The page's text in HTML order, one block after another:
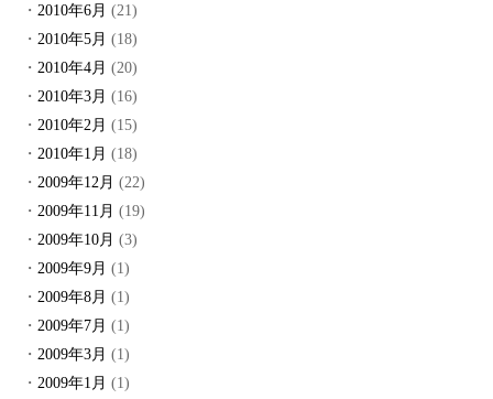
2010年6月 (21)
2010年5月 (18)
2010年4月 (20)
2010年3月 (16)
2010年2月 (15)
2010年1月 (18)
2009年12月 (22)
2009年11月 (19)
2009年10月 (3)
2009年9月 (1)
2009年8月 (1)
2009年7月 (1)
2009年3月 (1)
2009年1月 (1)